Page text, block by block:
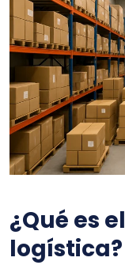
¿Qué es
logística?